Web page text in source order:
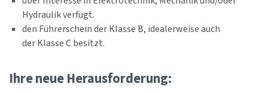
Hydraulik verfügt.
den Führerschein der Klasse B, idealerweise auch
der Klasse C besitzt.
Ihre neue Herausforderung: